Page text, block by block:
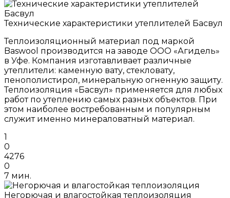
Технические характеристики утеплителей Басвул
Теплоизоляционный материал под маркой
Baswool производится на заводе ООО «Агидель»
в Уфе. Компания изготавливает различные
утеплители: каменную вату, стекловату,
пенополистирол, минеральную огненную защиту.
Теплоизоляция «Басвул» применяется для любых
работ по утеплению самых разных объектов. При
этом наиболее востребованным и популярным
служит именно минераловатный материал.
1
0
4276
0
7 мин.
Негорючая и влагостойкая теплоизоляция